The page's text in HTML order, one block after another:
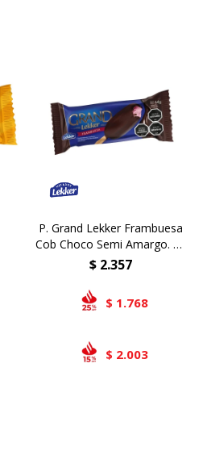
P. Grand Lekker Frambuesa
Cob Choco Semi Amargo. 24
Ud
$ 2.357
$ 1.768
$ 2.003